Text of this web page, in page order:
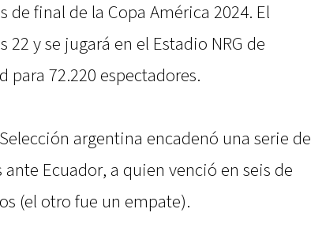
de final de la Copa América 2024. El
y se jugará en el Estadio NRG de
para 72.220 espectadores.
argentina encadenó una serie de
Ecuador, a quien venció en seis de
(el otro fue un empate).